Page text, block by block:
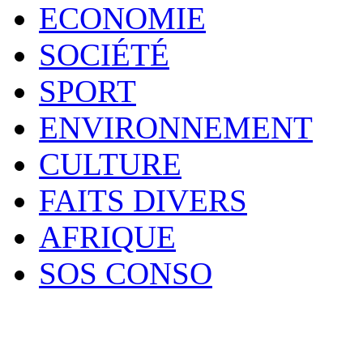
ECONOMIE
SOCIÉTÉ
SPORT
ENVIRONNEMENT
CULTURE
FAITS DIVERS
AFRIQUE
SOS CONSO